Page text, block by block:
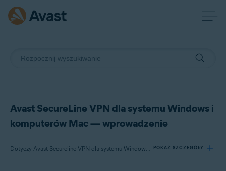
Avast SecureLine VPN dla systemu Windows i
komputerów Mac — wprowadzenie
Dotyczy Avast Secureline VPN dla systemu Windows, Avast SecureLine VPN dla komputerów Mac POKAŻ SZCZEGÓŁY